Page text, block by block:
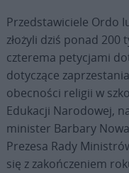
Przedstawiciele Ordo
złożyli dziś ponad
czterema petycjami
dotyczące
obecności religii w
Edukacji Narodowej,
minister Barbary
Prezesa Rady
się z zakończeniem